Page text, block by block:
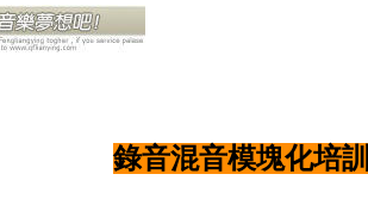
錄音混音模塊化培訓